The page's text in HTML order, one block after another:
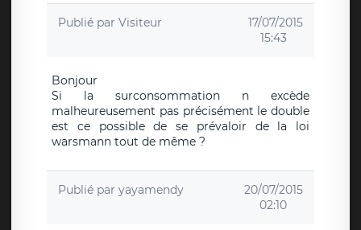
Publié par Visiteur
17/07/2015
15:43
Bonjour
Si la surconsommation n excède
malheureusement pas précisément le double
est ce possible de se prévaloir de la loi
warsmann tout de même ?
Publié par yayamendy
20/07/2015
02:10